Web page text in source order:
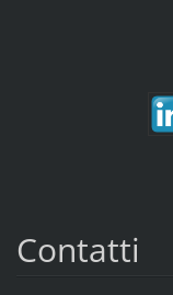
Contatti